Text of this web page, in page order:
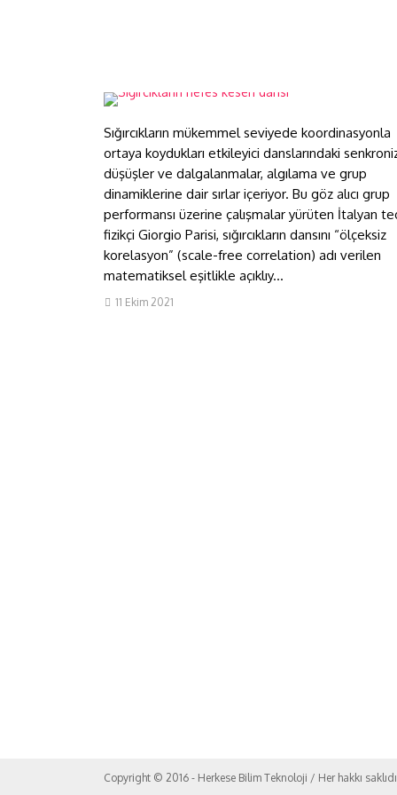
Sığırcıkların mükemmel seviyede koordinasyonla
ortaya koydukları etkileyici danslarındaki
düşüşler ve dalgalanmalar, algılama ve grup
dinamiklerine dair sırlar içeriyor. Bu göz alıcı grup
performansı üzerine çalışmalar yürüten İtalyan
fizikçi Giorgio Parisi, sığırcıkların dansını “ölçeksiz
korelasyon” (scale-free correlation) adı verilen
matematiksel eşitlikle açıklıy...
11 Ekim 2021
Copyright © 2016 - Herkese Bilim Teknoloji / Her hakkı